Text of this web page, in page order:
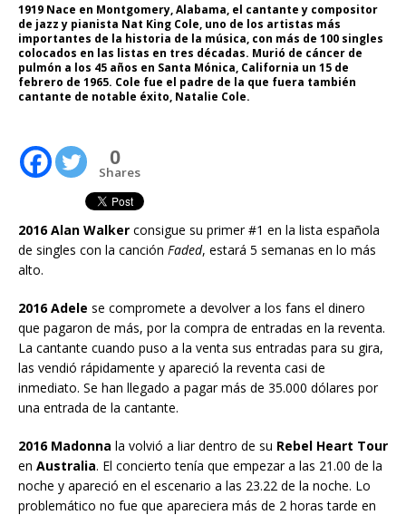
1919 Nace en Montgomery, Alabama, el cantante y compositor
de jazz y pianista Nat King Cole, uno de los artistas más
importantes de la historia de la música, con más de 100 singles
colocados en las listas en tres décadas. Murió de cáncer de
pulmón a los 45 años en Santa Mónica, California un 15 de
febrero de 1965. Cole fue el padre de la que fuera también
cantante de notable éxito, Natalie Cole.
0
Shares
2016 Alan Walker consigue su primer #1 en la lista española
de singles con la canción Faded, estará 5 semanas en lo más
alto.
2016 Adele se compromete a devolver a los fans el dinero
que pagaron de más, por la compra de entradas en la reventa.
La cantante cuando puso a la venta sus entradas para su gira,
las vendió rápidamente y apareció la reventa casi de
inmediato. Se han llegado a pagar más de 35.000 dólares por
una entrada de la cantante.
2016 Madonna la volvió a liar dentro de su Rebel Heart Tour
en Australia. El concierto tenía que empezar a las 21.00 de la
noche y apareció en el escenario a las 23.22 de la noche. Lo
problemático no fue que apareciera más de 2 horas tarde en